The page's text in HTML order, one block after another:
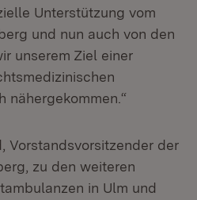
Unterstützung vom
und nun auch von den
unserem Ziel einer
nähergekommen.“
Vorstandsvorsitzender der
zu den weiteren
in Ulm und